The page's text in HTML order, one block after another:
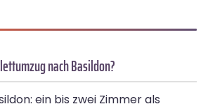
nach Basildon?
ein bis zwei Zimmer als